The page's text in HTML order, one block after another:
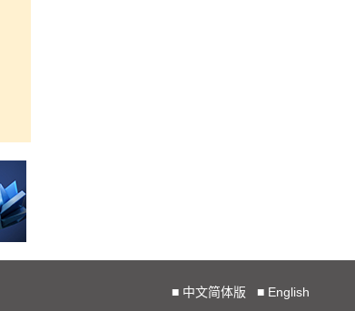
■ 中文简体版 ■ English